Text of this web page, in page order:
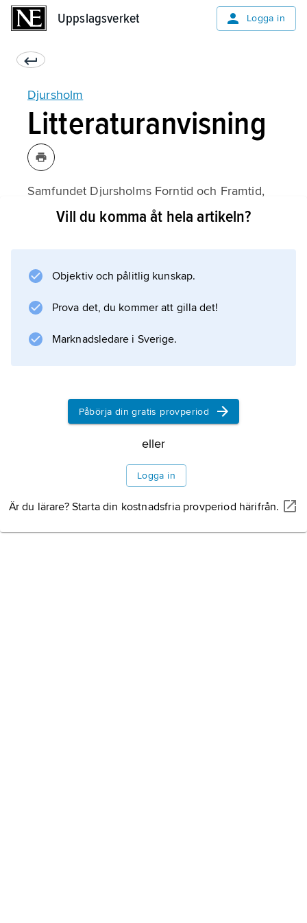
Uppslagsverket Logga in
Djursholm
Litteraturanvisning
Samfundet Djursholms Forntid och Framtid,
Djursholm – villastaden 100 år
Vill du komma åt hela artikeln?
Objektiv och pålitlig kunskap.
Prova det, du kommer att gilla det!
Marknadsledare i Sverige.
Påbörja din gratis provperiod
eller
Logga in
Är du lärare? Starta din kostnadsfria provperiod härifrån.